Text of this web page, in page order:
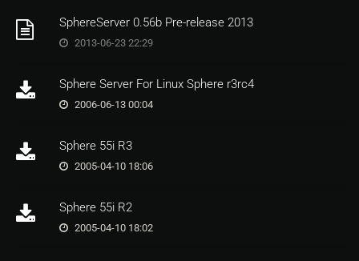
SphereServer 0.56b Pre-release 2013
2013-06-23 22:29
Sphere Server For Linux Sphere r3rc4
2006-06-13 00:04
Sphere 55i R3
2005-04-10 18:06
Sphere 55i R2
2005-04-10 18:02